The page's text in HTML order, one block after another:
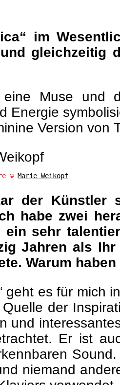
im
gleichzeitig
eine Muse und
Energie
Version von
© Marie Weikopf
der Künstler
habe zwei
sehr
Jahren als
Warum
geht es für mich
der
und
Er ist
niemand